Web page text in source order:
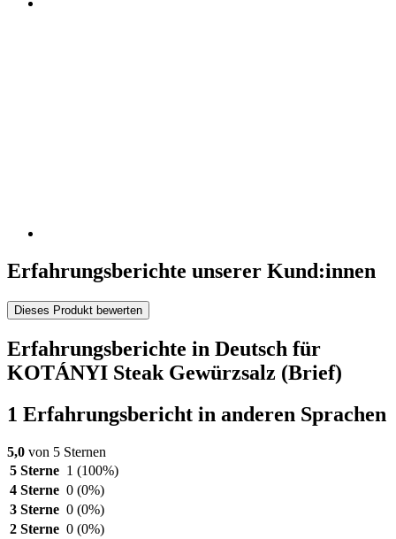
Erfahrungsberichte unserer Kund:innen
Dieses Produkt bewerten
Erfahrungsberichte in Deutsch für
KOTÁNYI Steak Gewürzsalz (Brief)
1 Erfahrungsbericht in anderen Sprachen
5,0 von 5 Sternen
5 Sterne 1 (100%)
4 Sterne 0 (0%)
3 Sterne 0 (0%)
2 Sterne 0 (0%)